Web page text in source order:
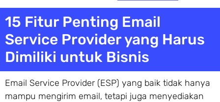
15 Fitur Penting Email
Service Provider yang Harus
Dimiliki untuk Bisnis
Email Service Provider (ESP) yang baik tidak hanya
mampu mengirim email, tetapi juga menyediakan